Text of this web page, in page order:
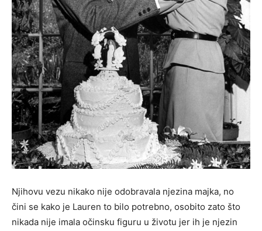
Njihovu vezu nikako nije odobravala njezina majka, no
čini se kako je Lauren to bilo potrebno, osobito zato što
nikada nije imala očinsku figuru u životu jer ih je njezin